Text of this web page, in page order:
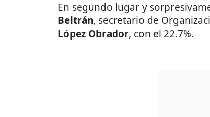
En segundo lugar y
Beltrán, secretario de
López Obrador, con el 22.7%.